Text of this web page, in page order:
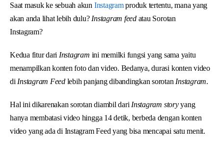
Saat masuk ke sebuah akun Instagramproduk tertentu, mana yang
akan anda lihat lebih dulu? Instagram feedatau Sorotan
Instagram?
Kedua fitur dari Instagram ini memilki fungsi yang sama yaitu
menampilkan konten foto dan video. Bedanya, durasi konten video
di Instagram Feed lebih panjang dibandingkan sorotan Instagram.
Hal ini dikarenakan sorotan diambil dari Instagram storyyang
hanya membatasi video hingga 14 detik, berbeda dengan konten
video yang ada di Instagram Feed yang bisa mencapai satu menit.